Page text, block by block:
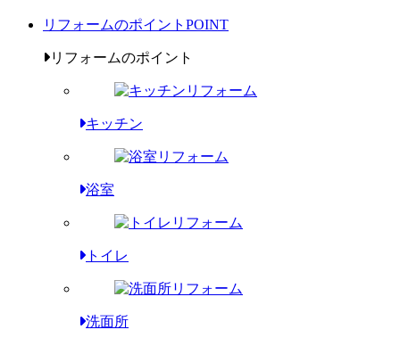
リフォームのポイント POINT
リフォームのポイント
キッチン
浴室
トイレ
洗面所